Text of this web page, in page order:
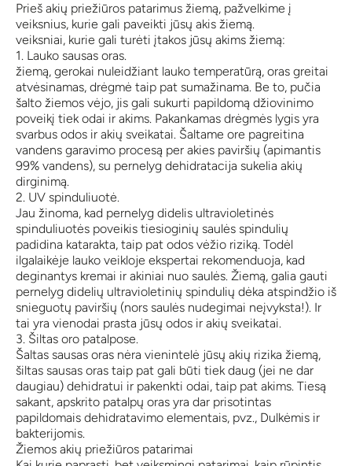
Prieš akių priežiūros patarimus žiemą, pažvelkime į
veiksnius, kurie gali paveikti jūsų akis žiemą.
veiksniai, kurie gali turėti įtakos jūsų akims žiemą:
1. Lauko sausas oras.
žiemą, gerokai nuleidžiant lauko temperatūrą, oras greitai
atvėsinamas, drėgmė taip pat sumažinama. Be to, pučia
šalto žiemos vėjo, jis gali sukurti papildomą džiovinimo
poveikį tiek odai ir akims. Pakankamas drėgmės lygis yra
svarbus odos ir akių sveikatai. Šaltame ore pagreitina
vandens garavimo procesą per akies paviršių (apimantis
99% vandens), su pernelyg dehidratacija sukelia akių
dirginimą.
2. UV spinduliuotė.
Jau žinoma, kad pernelyg didelis ultravioletinės
spinduliuotės poveikis tiesioginių saulės spindulių
padidina katarakta, taip pat odos vėžio riziką. Todėl
ilgalaikėje lauko veikloje ekspertai rekomenduoja, kad
deginantys kremai ir akiniai nuo saulės. Žiemą, galia gauti
pernelyg didelių ultravioletinių spindulių dėka atspindžio iš
snieguotų paviršių (nors saulės nudegimai neįvyksta!). Ir
tai yra vienodai prasta jūsų odos ir akių sveikatai.
3. Šiltas oro patalpose.
Šaltas sausas oras nėra vienintelė jūsų akių rizika žiemą,
šiltas sausas oras taip pat gali būti tiek daug (jei ne dar
daugiau) dehidratui ir pakenkti odai, taip pat akims. Tiesą
sakant, apskrito patalpų oras yra dar prisotintas
papildomais dehidratavimo elementais, pvz., Dulkėmis ir
bakterijomis.
Žiemos akių priežiūros patarimai